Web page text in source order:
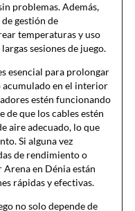
problemas. Además,
gestión de
temperaturas y uso
sesiones de juego.
esencial para prolongar
acumulado en el interior
estén funcionando
de que los cables estén
aire adecuado, lo que
Si alguna vez
de rendimiento o
en Dénia están
rápidas y efectivas.
no solo depende de